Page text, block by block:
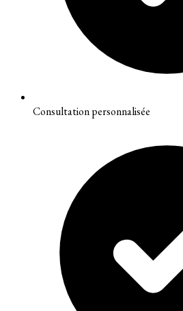
Consultation personnalisée